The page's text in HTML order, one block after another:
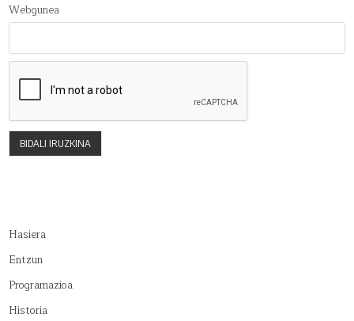
Webgunea
Hasiera
Entzun
Programazioa
Historia